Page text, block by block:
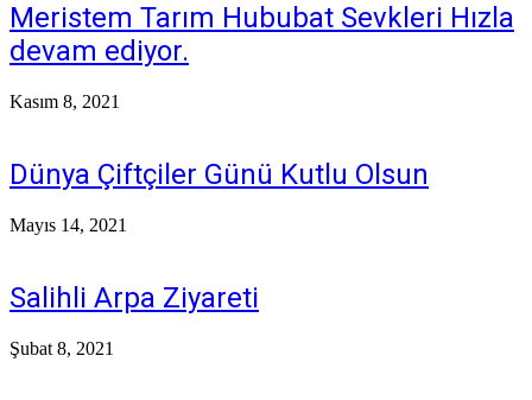
Meristem Tarım Hububat Sevkleri Hızla
devam ediyor.
Kasım 8, 2021
Dünya Çiftçiler Günü Kutlu Olsun
Mayıs 14, 2021
Salihli Arpa Ziyareti
Şubat 8, 2021